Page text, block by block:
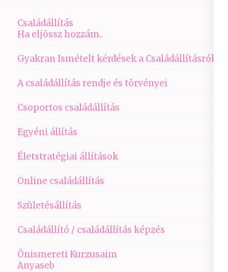
Családállítás
Ha eljössz hozzám..
Gyakran Ismételt kérdések a Családállításról
A családállítás rendje és törvényei
Csoportos családállítás
Egyéni állítás
Életstratégiai állítások
Online családállítás
Születésállítás
Családállító / családállítás képzés
Önismereti Kurzusaim
Anyaseb